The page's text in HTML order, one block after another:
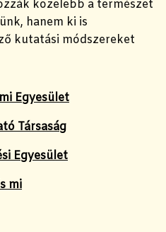
közelebb a természet
hanem ki is
kutatási módszereket
Egyesület
Társaság
Egyesület
mi